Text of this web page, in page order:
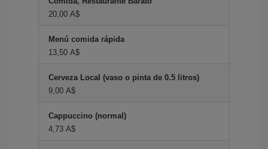
20,00 A$
Menú comida rápida
13,50 A$
Cerveza Local (vaso o pinta de 0.5 litros)
9,00 A$
Cappuccino (normal)
4,73 A$